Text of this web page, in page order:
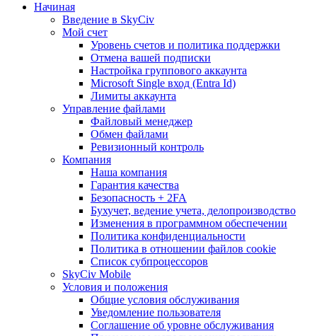
Начиная
Введение в SkyCiv
Мой счет
Уровень счетов и политика поддержки
Отмена вашей подписки
Настройка группового аккаунта
Microsoft Single вход (Entra Id)
Лимиты аккаунта
Управление файлами
Файловый менеджер
Обмен файлами
Ревизионный контроль
Компания
Наша компания
Гарантия качества
Безопасность + 2FA
Бухучет, ведение учета, делопроизводство
Изменения в программном обеспечении
Политика конфиденциальности
Политика в отношении файлов cookie
Список субпроцессоров
SkyCiv Mobile
Условия и положения
Общие условия обслуживания
Уведомление пользователя
Соглашение об уровне обслуживания